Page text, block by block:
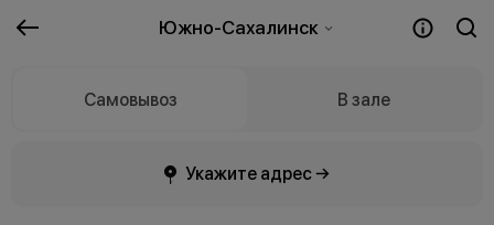
Южно-Сахалинск
Самовывоз В зале
Укажите адрес →